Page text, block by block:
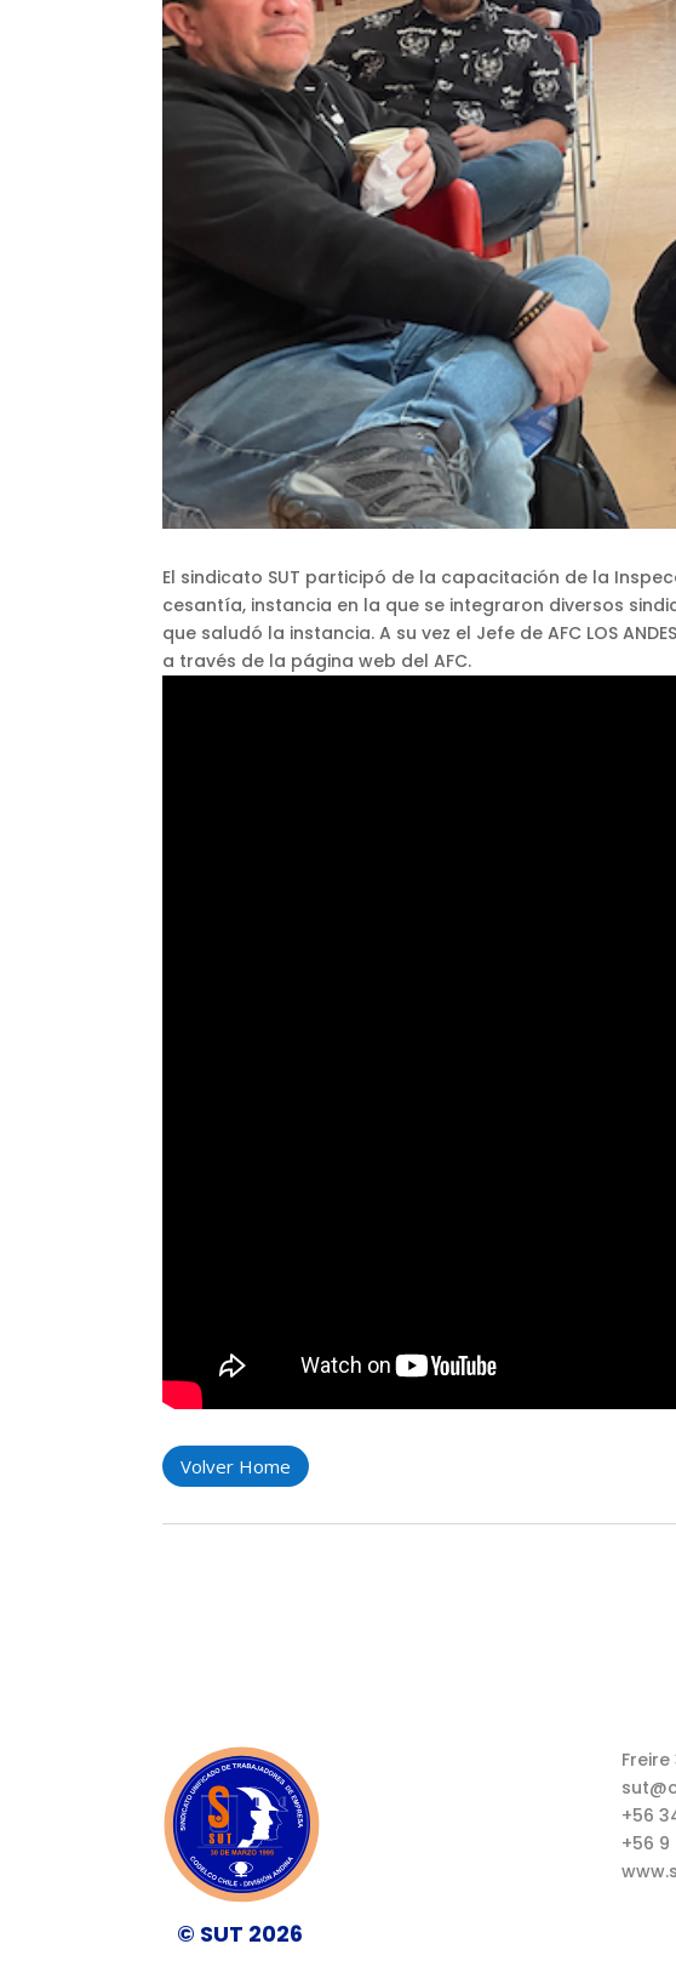
El sindicato SUT participó de la capacitación de la
cesantía, instancia en la que se integraron diversos
que saludó la instancia. A su vez el Jefe de AFC LOS
a través de la página web del AFC.
Volver Home
© SUT 2026
Freire
+56
+56 9